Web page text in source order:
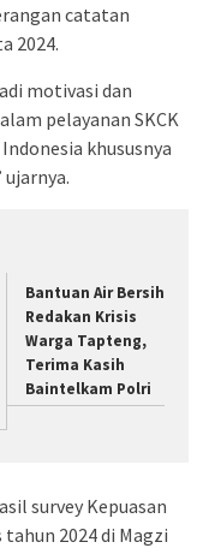
catatan
2024.
motivasi dan
pelayanan SKCK
khususnya
Bantuan Air Bersih
Redakan Krisis
Warga Tapteng,
Terima Kasih
Baintelkam Polri
survey Kepuasan
2024 di Magzi